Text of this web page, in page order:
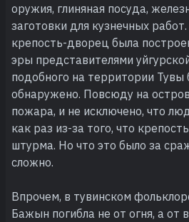
оружия, глиняная посуда,
заготовки для кузнечных
крепость-дворец была
эры представителями
подобного на территории Тувы
обнаружено. Повсюду на
пожара, и не исключено, что
как раз из-за того, что
штурма. Но что это было за
сложно.
Впрочем, в тувинском
Бажын погибла не от огня, а